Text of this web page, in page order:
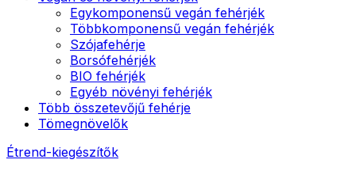
Egykomponensű vegán fehérjék
Többkomponensű vegán fehérjék
Szójafehérje
Borsófehérjék
BIO fehérjék
Egyéb növényi fehérjék
Több összetevőjű fehérje
Tömegnövelők
Étrend-kiegészítők